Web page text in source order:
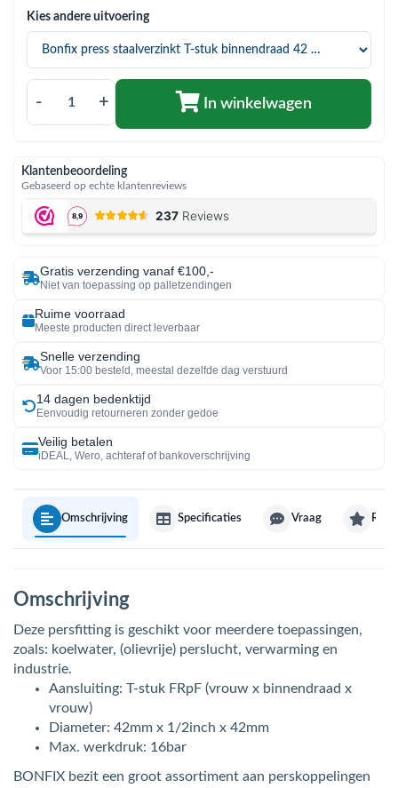
(Verwarming, kachels & ketels)
(Warmtepompen en warmtepompboilers)
Kies andere uitvoering
- + In winkelwagen
Klantenbeoordeling
Gebaseerd op echte klantenreviews
Gratis verzending vanaf €100,-
Niet van toepassing op palletzendingen
Ruime voorraad
Meeste producten direct leverbaar
Snelle verzending
Voor 15:00 besteld, meestal dezelfde dag verstuurd
14 dagen bedenktijd
Eenvoudig retourneren zonder gedoe
Veilig betalen
iDEAL, Wero, achteraf of bankoverschrijving
Omschrijving Specificaties Vraag
Omschrijving
Deze persfitting is geschikt voor meerdere toepassingen,
zoals: koelwater, (olievrije) perslucht, verwarming en
industrie.
Aansluiting: T-stuk FRpF (vrouw x binnendraad x
vrouw)
Diameter: 42mm x 1/2inch x 42mm
Max. werkdruk: 16bar
BONFIX bezit een groot assortiment aan perskoppelingen